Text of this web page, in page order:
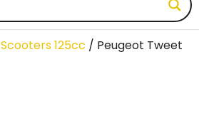
Scooters 125cc / Peugeot Tweet